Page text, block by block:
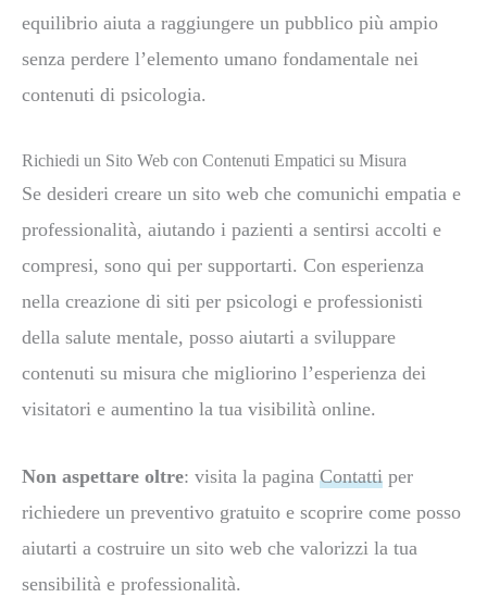
equilibrio aiuta a raggiungere un pubblico più ampio
senza perdere l’elemento umano fondamentale nei
contenuti di psicologia.
Richiedi un Sito Web con Contenuti Empatici su Misura
Se desideri creare un sito web che comunichi empatia e
professionalità, aiutando i pazienti a sentirsi accolti e
compresi, sono qui per supportarti. Con esperienza
nella creazione di siti per psicologi e professionisti
della salute mentale, posso aiutarti a sviluppare
contenuti su misura che migliorino l’esperienza dei
visitatori e aumentino la tua visibilità online.
Non aspettare oltre: visita la pagina Contatti per
richiedere un preventivo gratuito e scoprire come posso
aiutarti a costruire un sito web che valorizzi la tua
sensibilità e professionalità.